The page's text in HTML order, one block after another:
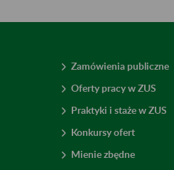
Zamówienia publiczne
Oferty pracy w ZUS
Praktyki i staże w ZUS
Konkursy ofert
Mienie zbędne